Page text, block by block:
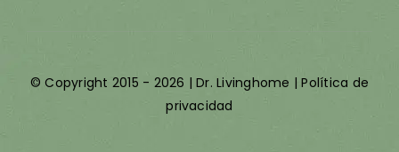
© Copyright 2015 - 2026 | Dr. Livinghome |Política de
privacidad